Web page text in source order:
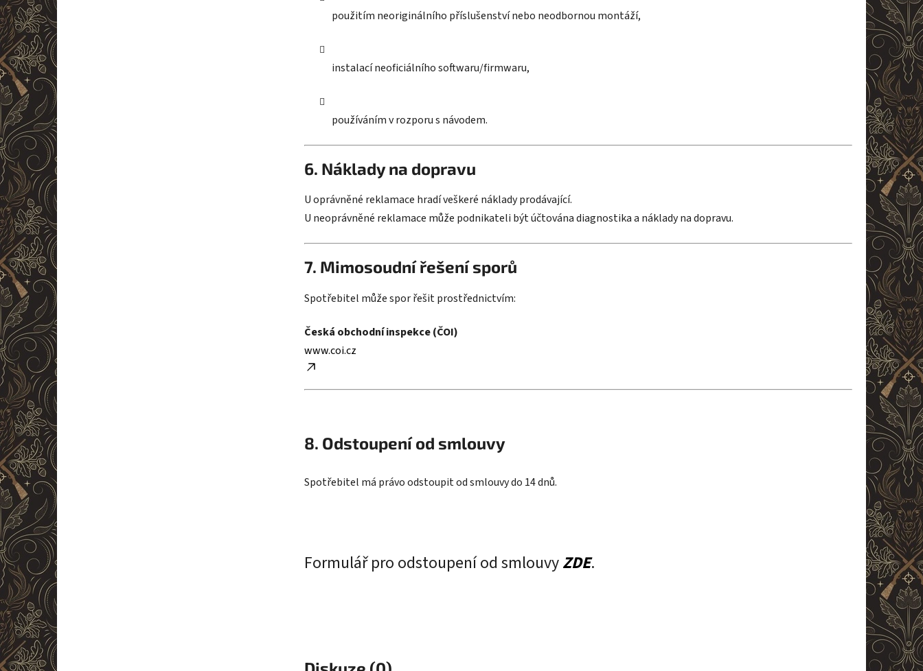
použitím neoriginálního příslušenství nebo neodbornou montáží,
instalací neoficiálního softwaru/firmwaru,
používáním v rozporu s návodem.
6. Náklady na dopravu
U oprávněné reklamace hradí veškeré náklady prodávající.
U neoprávněné reklamace může podnikateli být účtována diagnostika a náklady na dopravu.
7. Mimosoudní řešení sporů
Spotřebitel může spor řešit prostřednictvím:
Česká obchodní inspekce (ČOI)
www.coi.cz
8. Odstoupení od smlouvy
Spotřebitel má právo odstoupit od smlouvy do 14 dnů.
Formulář pro odstoupení od smlouvyZDE.